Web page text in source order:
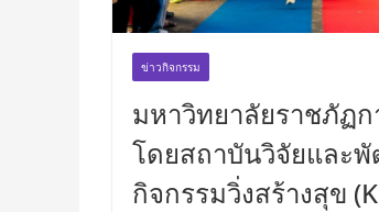
ข่าวกิจกรรม
มหาวิทยาลัยราชภัฏ
โดยสถาบันวิจัยและ
กิจกรรมวิ่งสร้างสุข